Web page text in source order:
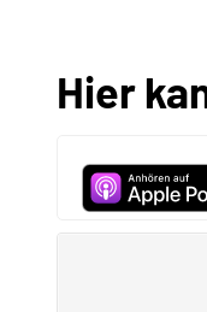
Hier